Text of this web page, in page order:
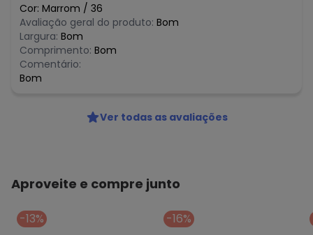
Cor: Marrom / 36
Avaliação geral do produto: Bom
Largura: Bom
Comprimento: Bom
Comentário:
Bom
Ver todas as avaliações
Aproveite e compre junto
-13% -16%